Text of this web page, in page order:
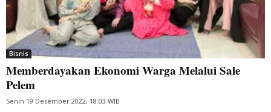
Bisnis
Memberdayakan Ekonomi Warga Melalui Sale
Pelem
Senin 19 Desember 2022, 18:03 WIB